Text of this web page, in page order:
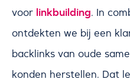
voor linkbuilding. In
ontdekten we bij een
backlinks van oude
konden herstellen. Dat